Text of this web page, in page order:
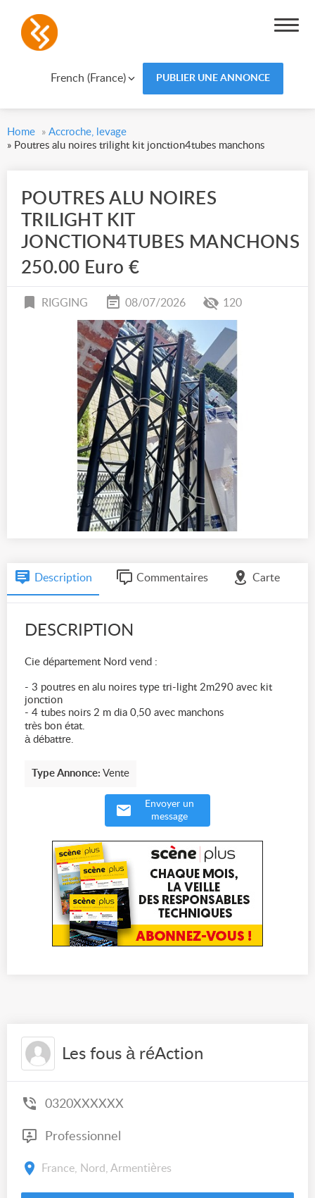
French (France) PUBLIER UNE ANNONCE
Home » Accroche, levage
» Poutres alu noires trilight kit jonction4tubes manchons
POUTRES ALU NOIRES
TRILIGHT KIT
JONCTION4TUBES MANCHONS
250.00 Euro €
RIGGING 08/07/2026 120
Description Commentaires Carte
DESCRIPTION
Cie département Nord vend :
- 3 poutres en alu noires type tri-light 2m290 avec kit
jonction
- 4 tubes noirs 2 m dia 0,50 avec manchons
très bon état.
à débattre.
Type Annonce: Vente
Envoyer un
message
Les fous à réAction
0320XXXXXX
Professionnel
France, Nord, Armentières